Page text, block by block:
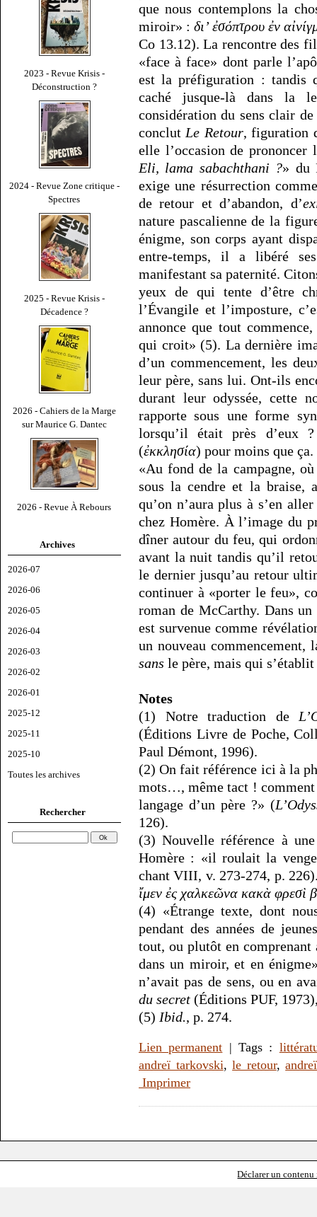
2023 - Revue Krisis -
Déconstruction ?
2024 - Revue Zone critique -
Spectres
2025 - Revue Krisis -
Décadence ?
2026 - Cahiers de la Marge
sur Maurice G. Dantec
2026 - Revue À Rebours
Archives
2026-07
2026-06
2026-05
2026-04
2026-03
2026-02
2026-01
2025-12
2025-11
2025-10
Toutes les archives
Rechercher
que nous contemplons la
miroir» :δι’ ἐσόπτρου ἐν
Co 13.12). La rencontre des
«face à face» dont parle
est la préfiguration : tandis
caché jusque-là dans la
considération du sens clair
conclut Le Retour, figuration
elle l’occasion de prononcer
Eli, lama sabachthani ?» du
exige une résurrection
de retour et d’abandon, d’
nature pascalienne de la
énigme, son corps ayant
entre-temps, il a libéré
manifestant sa paternité.
yeux de qui tente d’être
l’Évangile et l’imposture,
annonce que tout
qui croit» (5). La dernière
d’un commencement, les
leur père, sans lui. Ont-ils
durant leur odyssée, cette
rapporte sous une forme
lorsqu’il était près
(ἐκκλησία) pour moins que ça.
«Au fond de la campagne,
sous la cendre et la braise,
qu’on n’aura plus à s’en
chez Homère. À l’image du
dîner autour du feu, qui
avant la nuit tandis qu’il
le dernier jusqu’au retour
continuer à «porter le feu»,
roman de McCarthy. Dans un
est survenue comme
un nouveau commencement,
sans le père, mais qui s’établit
Notes
(1) Notre traduction de
(Éditions Livre de Poche,
Paul Démont, 1996).
(2) On fait référence ici à la
mots…, même tact !
langage d’un père ?» (
126).
(3) Nouvelle référence à
Homère : «il roulait la
chant VIII, v. 273-274, p.
ἴμεν ἐς χαλκεῶνα κακὰ φρεσὶ
(4) «Étrange texte, dont
pendant des années de
tout, ou plutôt en
dans un miroir, et en
n’avait pas de sens, ou en
du secret (Éditions PUF,
(5) Ibid., p. 274.
Lien permanent | Tags :
andreï tarkovski,le retour,
Imprimer
Déclarer un